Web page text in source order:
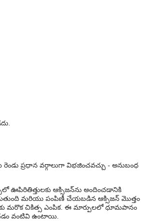
ప్రధాన వర్గాలుగా విభజించవచ్చు - అనుబంధ
ఊపిరితిత్తులకు ఆక్సిజన్‌ను అందించడానికి
మరియు పంపిణీ చేయబడిన ఆక్సిజన్ మొత్తం
మరొక చికిత్స ఎంపిక. ఈ మార్పులలో ధూమపానం
వంటివి ఉంటాయి.